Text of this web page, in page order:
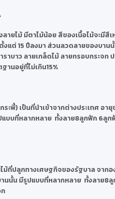
ายไม้ มีตาไม้น้อย สีของเนื้อไม้จะมีสีเ
งแต่ 15 ปีลงมา ส่วนลวดลายของบาน
บาว ลายเกล็ดไม้ ลายกรอบกระจก ป
านอยู่ที่ไม่เกิน15%
ะพี้) เป็นที่นำเข้าจากต่างประเทศ อายุ
บบที่หลากหลาย ทั้งลาย8ลูกฟัก 6ลูก
ม้ที่ปลูกทางเศษฐกิจของรัฐบาล จากอ
นนั้น มีรูปแบบที่หลากหลาย ทั้งลาย8